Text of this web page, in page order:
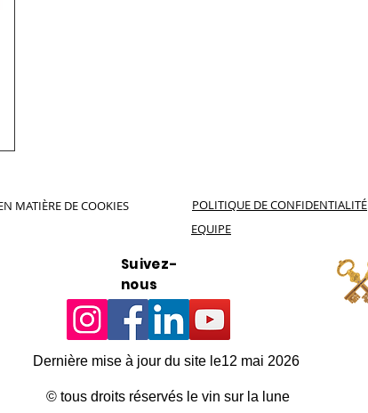
MATIÈRE DE COOKIES
POLITIQUE DE CONFIDENTIALITÉ
EQUIPE
Suivez-
nous
Dernière mise à jour du site le12 mai 2026
© tous droits réservés le vin sur la lune